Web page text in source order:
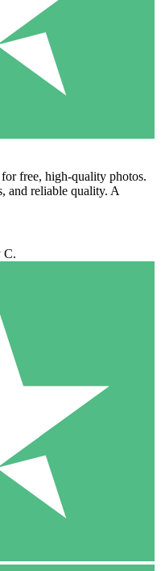
free, high‑quality photos.
and reliable quality. A
C.